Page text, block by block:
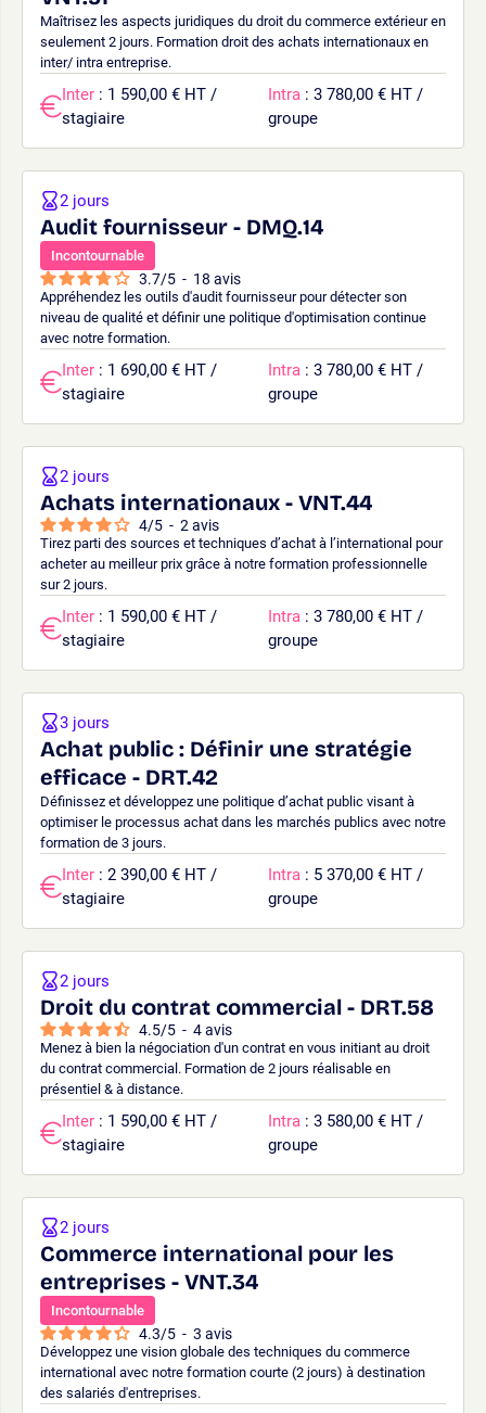
Maîtrisez les aspects juridiques du droit du commerce extérieur en
seulement 2 jours. Formation droit des achats internationaux en
inter/ intra entreprise.
Inter : 1 590,00 € HT /
stagiaire
Intra : 3 780,00 € HT /
groupe
Audit fournisseur - DMQ.14
Incontournable
3.7/5 - 18 avis
Appréhendez les outils d'audit fournisseur pour détecter son
niveau de qualité et définir une politique d'optimisation continue
avec notre formation.
2 jours
Inter : 1 690,00 € HT /
stagiaire
Intra : 3 780,00 € HT /
groupe
Achats internationaux - VNT.44
4/5 - 2 avis
Tirez parti des sources et techniques d’achat à l’international pour
acheter au meilleur prix grâce à notre formation professionnelle
sur 2 jours.
2 jours
Inter : 1 590,00 € HT /
stagiaire
Intra : 3 780,00 € HT /
groupe
Achat public : Définir une stratégie
efficace - DRT.42
Définissez et développez une politique d’achat public visant à
optimiser le processus achat dans les marchés publics avec notre
formation de 3 jours.
3 jours
Inter : 2 390,00 € HT /
stagiaire
Intra : 5 370,00 € HT /
groupe
Droit du contrat commercial - DRT.58
4.5/5 - 4avis
Menez à bien la négociation d'un contrat en vous initiant au droit
du contrat commercial. Formation de 2 jours réalisable en
présentiel & à distance.
2 jours
Inter : 1 590,00 € HT /
stagiaire
Intra : 3 580,00 € HT /
groupe
Commerce international pour les
entreprises - VNT.34
Incontournable
4.3/5 - 3 avis
Développez une vision globale des techniques du commerce
international avec notre formation courte (2 jours) à destination
des salariés d'entreprises.
2 jours